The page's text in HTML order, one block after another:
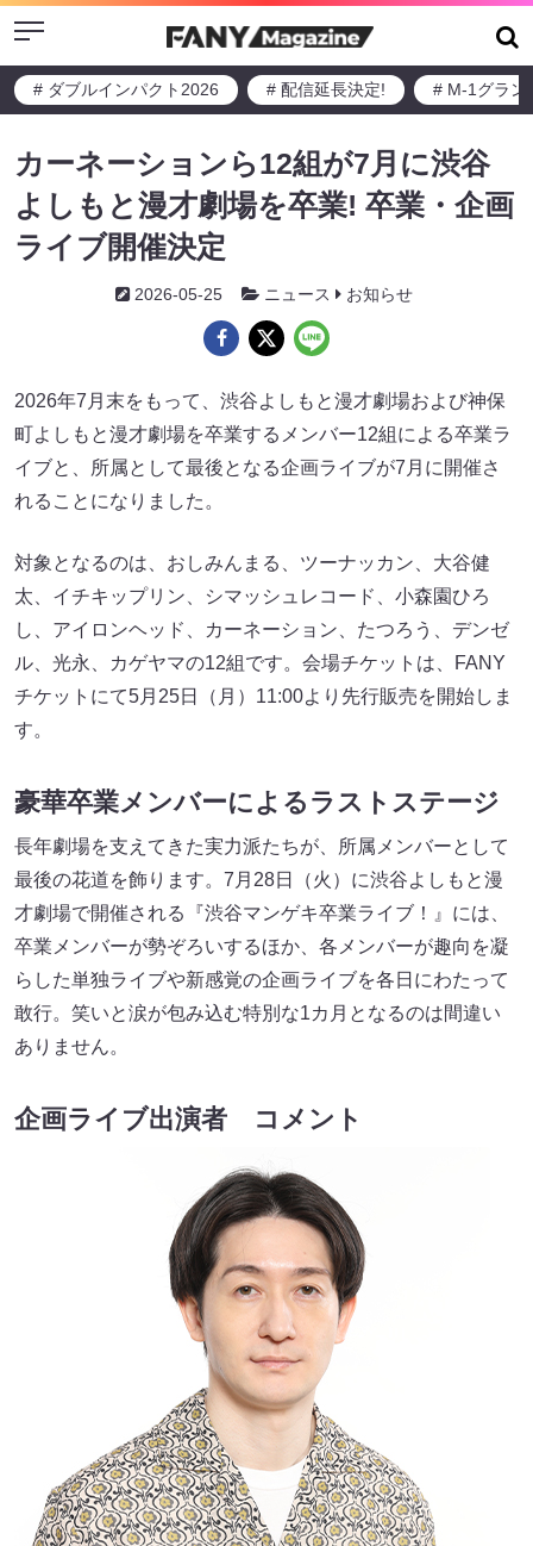
Menu
# ダブルインパクト2026 # 配信延長決定! # M-1グラン
カーネーションら12組が7月に渋谷
よしもと漫才劇場を卒業! 卒業・企画
ライブ開催決定
2026-05-25 ニュース お知らせ
2026年7月末をもって、渋谷よしもと漫才劇場および神保
町よしもと漫才劇場を卒業するメンバー12組による卒業ラ
イブと、所属として最後となる企画ライブが7月に開催さ
れることになりました。
対象となるのは、おしみんまる、ツーナッカン、大谷健
太、イチキップリン、シマッシュレコード、小森園ひろ
し、アイロンヘッド、カーネーション、たつろう、デンゼ
ル、光永、カゲヤマの12組です。会場チケットは、FANY
チケットにて5月25日（月）11:00より先行販売を開始しま
す。
豪華卒業メンバーによるラストステージ
長年劇場を支えてきた実力派たちが、所属メンバーとして
最後の花道を飾ります。7月28日（火）に渋谷よしもと漫
才劇場で開催される『渋谷マンゲキ卒業ライブ！』には、
卒業メンバーが勢ぞろいするほか、各メンバーが趣向を凝
らした単独ライブや新感覚の企画ライブを各日にわたって
敢行。笑いと涙が包み込む特別な1カ月となるのは間違い
ありません。
企画ライブ出演者 コメント